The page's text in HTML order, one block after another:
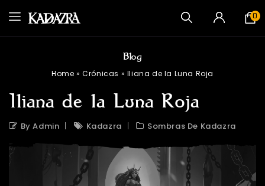
0
Blog
Home »Crónicas » Iliana de la Luna Roja
Iliana de la Luna Roja
By Admin Kadazra Sombras De Kadazra